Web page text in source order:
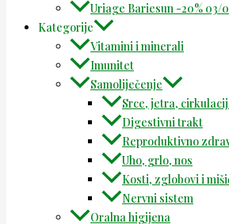
Uriage Bariesun -20% 03/
Kategorije
Vitamini i minerali
Imunitet
Samoliječenje
Srce, jetra,
Digestivni trakt
Reproduktivno
Uho, grlo, nos
Kosti, zglobovi i
Nervni sistem
Oralna higijena